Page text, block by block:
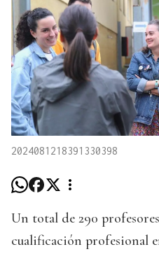
2024081218391330398
Un total de 290
cualificación profesional